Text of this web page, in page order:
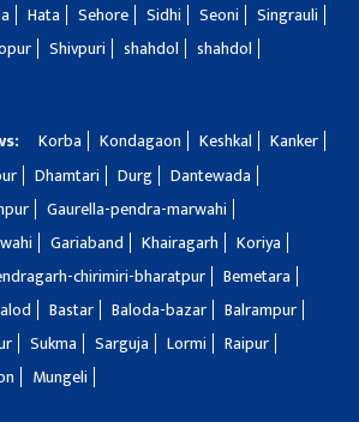
Hata Sehore Sidhi Seoni
Singrauli
Shivpuri shahdol
shahdol
Korba Kondagaon Keshkal
Kanker
Dhamtari Durg
Dantewada
Gaurella-pendra-marwahi
Gariaband Khairagarh
Koriya
chirimiri-bharatpur
Bemetara
Bastar Baloda-bazar
Balrampur
Sukma Sarguja Lormi
Raipur
Mungeli